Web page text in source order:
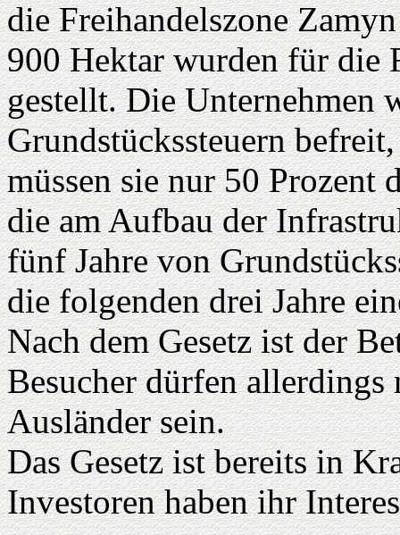
die Freihandelszone
900 Hektar wurden für die
gestellt. Die Unternehmen
Grundstückssteuern
müssen sie nur 50 Prozent
die am Aufbau der
fünf Jahre von
die folgenden drei Jahre
Nach dem Gesetz ist der
Besucher dürfen allerdings
Ausländer sein.
Das Gesetz ist bereits in
Investoren haben ihr